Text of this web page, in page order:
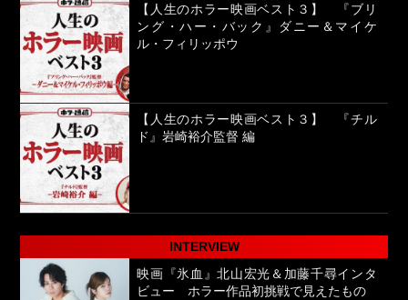
【人生のホラー映画ベスト３】 『ブリ
ング・ハー・バック』ダニー＆マイケ
ル・フィリッポウ
【人生のホラー映画ベスト３】 『チル
ド』岩崎裕介監督 編
INTERVIEW
映画『氷血』北山宏光＆加藤千尋インタ
ビュー ホラー作品初挑戦で見えたもの